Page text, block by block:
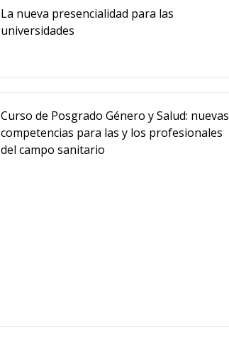
La nueva presencialidad para las
universidades
Curso de Posgrado Género y Salud: nuevas
competencias para las y los profesionales
del campo sanitario